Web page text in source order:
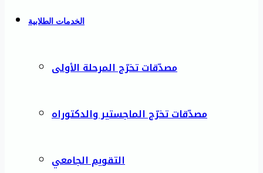
الخدمات الطلابية
مصدّقات تخرّج المرحلة الأولى
مصدّقات تخرّج الماجستير والدكتوراه
التقويم الجامعي